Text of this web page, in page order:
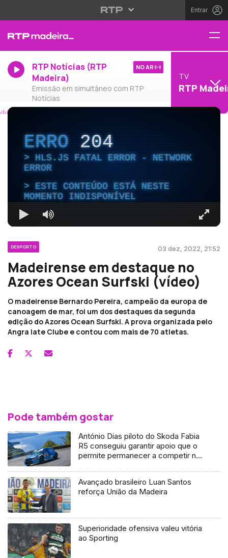
Entrar
RTP Notícias (RTP
Madeira)
Emissão em simultâneo com RTP
Notícias
NO AR
TV
RTP
ERRO204
HLS.JS FATAL ERROR - NETWORK
ERROR
ESTE CONTEÚDO ESTÁ NESTE
MOMENTO INDISPONÍVEL
DESPORTO 03 dez, 2022, 21:52
Madeirense em destaque no
Azores Ocean Surfski (vídeo)
O madeirense Bernardo Pereira, campeão da europa de
canoagem de mar, foi um dos destaques da segunda
edição do Azores Ocean Surfski. A prova organizada pelo
Angra Iate Clube e contou com mais de 70 atletas.
Pode também gostar
António Dias piloto do Skoda Fabia
R5 conseguiu garantir apoio que o
permite permanecer a competir na
Avançado brasileiro Luan Santos
reforça União da Madeira
Superioridade ofensiva valeu vitória
ao Sporting